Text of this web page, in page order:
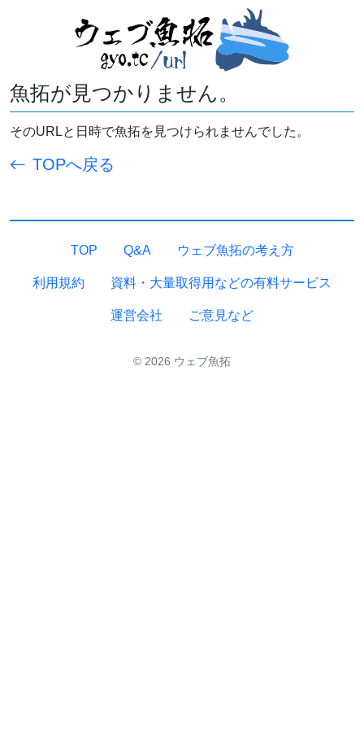
魚拓が見つかりません。
そのURLと日時で魚拓を見つけられませんでした。
TOPへ戻る
TOP Q&A ウェブ魚拓の考え方
利用規約 資料・大量取得用などの有料サービス
運営会社 ご意見など
© 2026 ウェブ魚拓